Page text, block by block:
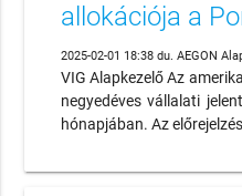
allokációja a
2025-02-01 18:38 du. AEGON
VIG Alapkezelő Az
negyedéves vállalati
hónapjában. Az